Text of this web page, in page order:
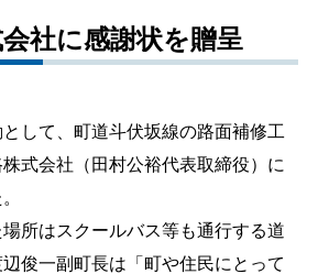
健康・福祉
標準
社に感謝状を贈呈
して、町道斗伏坂線の路面補修工
式会社（田村公裕代表取締役）に
所はスクールバス等も通行する道
俊一副町長は「町や住民にとって